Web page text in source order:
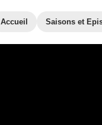
Accueil Saisons et